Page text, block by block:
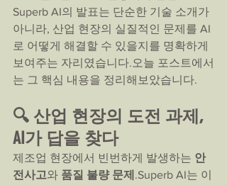
Superb AI의 발표는 단순한 기술 소개가
아니라, 산업 현장의 실질적인 문제를 AI
로 어떻게 해결할 수 있을지를 명확하게
보여주는 자리였습니다.오늘 포스트에서
는 그 핵심 내용을 정리해보았습니다.
🔍 산업 현장의 도전 과제,
AI가 답을 찾다
제조업 현장에서 빈번하게 발생하는 안
전사고와 품질 불량 문제 .Superb AI는 이